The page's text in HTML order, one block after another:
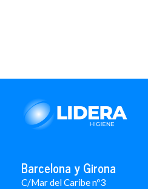
Barcelona y Girona
C/Mar del Caribe nº3